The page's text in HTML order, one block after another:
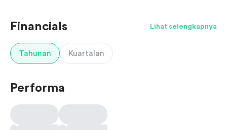
Financials Lihat selengkapnya
Tahunan Kuartalan
Performa